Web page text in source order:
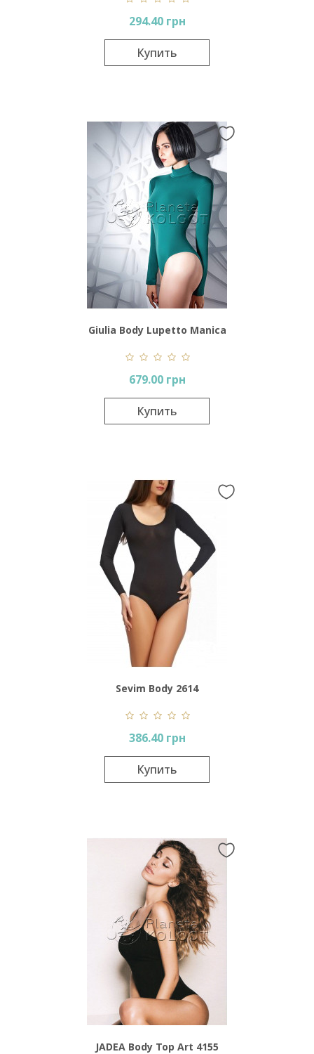
294.40 грн
Купить
Giulia Body Lupetto Manica
Lunga
679.00 грн
Купить
Sevim Body 2614
386.40 грн
Купить
JADEA Body Top Art 4155